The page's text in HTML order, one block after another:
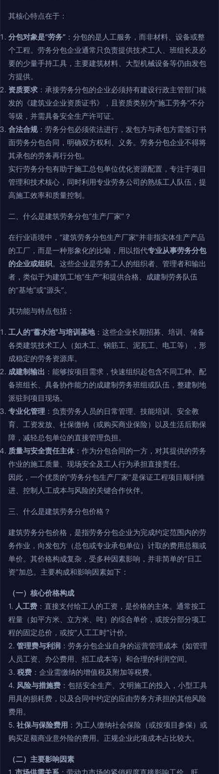
其核心特点在于：
分包对象是“劳务” ：分包的是人工服务，而非材料、设备或整
个工程。劳务分包企业通常只负责提供技术工人、班组长及必
要的少量手持工具，主要建筑材料、大型机械设备等仍由发包
方提供。
资质要求 ：承接劳务分包的企业必须持有建设行政主管部门核
发的《建筑业企业资质证书》，且资质类别为“施工劳务”不分
等级，并需具备安全生产许可证。
合法合规：劳务分包必须依法进行，发包方与承包方需签订书
面劳务分包合同，明确双方权利、义务。劳务分包企业不得将
其承包的劳务再行分包。
实行劳务分包有助于施工总包单位优化资源配置，专注于项目
管理和技术核心，同时利用专业劳务公司的熟练工人队伍，提
高施工效率和质量控制。
二、什么是建筑劳务分包“生产厂家”？
在行业语境中，“建筑劳务分包生产厂家”并非指实体生产产品
的工厂，而是一种形象化的比喻，用以指代专业从事劳务分包
的企业或组织。这些企业是劳务工人的组织者、管理者和输出
者，类似于为建筑工地“生产”和提供合格、成建制劳务队伍
的“基地”或“源头”。
其功能与特点包括：
工人的“蓄水池”与培训基地：这些企业长期招募、培训、储备
各类建筑技术工人（如木工、钢筋工、泥瓦工、电工等），形
成稳定的劳务资源库。
成建制输出 ：能够按项目需求，快速组织起包含不同工种、配
备班组长、具备协作能力的成建制劳务班组或队伍，整建制地
派驻到项目现场。
专业化管理 ：负责劳务人员的日常管理、技能培训、安全教
育、工资发放、社保缴纳（或购买商业保险）以及生活后勤保
障，减轻总包单位的直接管理负担。
质量与安全责任主体：作为分包合同的一方，对其提供的劳务
作业的施工质量、现场安全及工人行为承担直接责任。
因此，一个优质的“劳务分包生产厂家”是保证工程项目顺利推
进、控制人工成本与风险的关键合作伙伴。
三、什么是建筑劳务分包价格？
建筑劳务分包价格，是指劳务分包企业为完成约定范围内的劳
务作业，向发包方（总包或专业承包单位）计取的费用总额或
单价。其价格构成复杂，受多种因素影响，并非简单的“日工
资”加总。主要构成和影响因素如下：
（一）核心价格构成
1. 人工费 ：直接支付给工人的工资，是价格的主体。通常按工
程量（如平方米、立方米、吨）的综合单价，或按分部分项工
程的固定总价，或按“人工工时”计价。
2. 管理费与利润 ：劳务分包企业自身的运营管理成本（如管理
人员工资、办公费用、招工成本等）和合理的利润空间。
3. 税费 ：企业需缴纳的增值税及附加等税费。
4. 风险与措施费 ：包括安全生产、文明施工的投入，小型工具
用具的损耗费，以及合同中约定的应由劳务方承担的其他风险
费用。
5. 社保与保险费用 ：为工人缴纳社会保险（或按项目参保）或
购买足额商业意外险的费用。正规企业此项成本占比较大。
（二）主要影响因素
1. 市场供需关系 ：劳动力市场的紧俏程度直接影响工价。旺